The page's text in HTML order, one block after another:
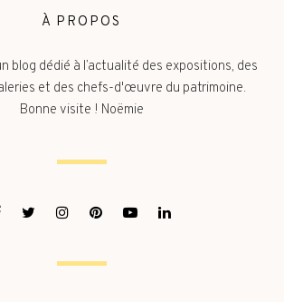
À PROPOS
blog dédié à l’actualité des expositions, des
et des chefs-d'œuvre du patrimoine.
Bonne visite ! Noëmie